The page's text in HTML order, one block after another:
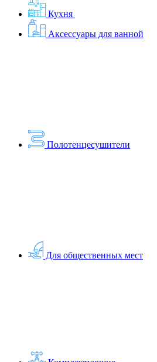
Кухня
Аксессуары для ванной
Полотенцесушители
Для общественных мест